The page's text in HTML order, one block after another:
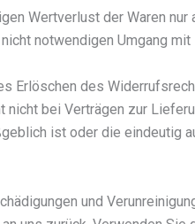
Wertverlust der Waren
notwendigen Umgang
Erlöschen des
nicht bei Verträgen zur
ist oder die eindeutig
und